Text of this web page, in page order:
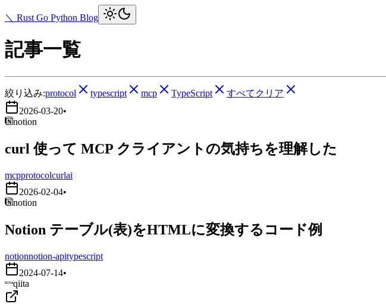
＼ Rust Go Python Blog
記事一覧
絞り込み:protocol typescript mcp TypeScript
すべてクリア
2026-03-20•
notion
curl 使って MCP クライアントの気持ちを理解した
mcpprotocolcurlai
2026-02-04•
notion
Notion テーブル(表)をHTMLに変換するコード例
notionnotion-apitypescript
2024-07-14•
qiita